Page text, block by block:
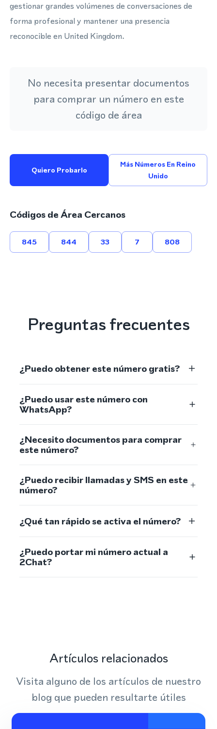
gestionar grandes volúmenes de conversaciones de
forma profesional y mantener una presencia
reconocible en United Kingdom.
No necesita presentar documentos
para comprar un número en este
código de área
Quiero Probarlo
Más Números En Reino
Unido
Códigos de Área Cercanos
845 844 33 7 808
Preguntas frecuentes
¿Puedo obtener este número gratis?
¿Puedo usar este número con
WhatsApp?
¿Necesito documentos para comprar
este número?
¿Puedo recibir llamadas y SMS en este
número?
¿Qué tan rápido se activa el número?
¿Puedo portar mi número actual a
2Chat?
Artículos relacionados
Visita alguno de los artículos de nuestro
blog que pueden resultarte útiles